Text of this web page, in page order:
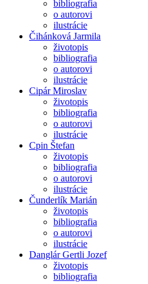
bibliografia
o autorovi
ilustrácie
Čihánková Jarmila
životopis
bibliografia
o autorovi
ilustrácie
Cipár Miroslav
životopis
bibliografia
o autorovi
ilustrácie
Cpin Štefan
životopis
bibliografia
o autorovi
ilustrácie
Čunderlík Marián
životopis
bibliografia
o autorovi
ilustrácie
Danglár Gertli Jozef
životopis
bibliografia